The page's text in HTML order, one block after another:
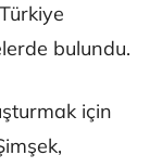
bulundu.
için